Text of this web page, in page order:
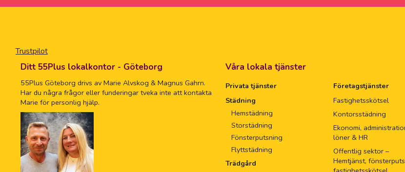
Trustpilot
Ditt 55Plus lokalkontor - Göteborg
55Plus Göteborg drivs av Marie Alvskog & Magnus Gahrn.
Har du några frågor eller funderingar tveka inte att kontakta
Marie för personlig hjälp.
Våra lokala tjänster
Privata tjänster
Städning
Hemstädning
Storstädning
Fönsterputsning
Flyttstädning
Trädgård
Företagstjänster
Fastighetsskötsel
Kontorsstädning
Ekonomi,
löner & HR
Offentlig sektor –
Hemtjänst,